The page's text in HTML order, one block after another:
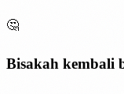
🤔
Bisakah kembali